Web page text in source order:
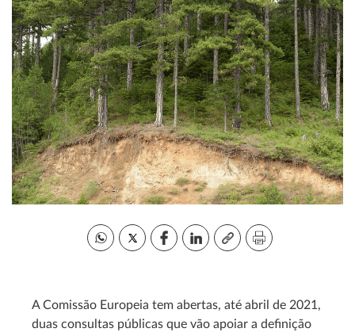
A Comissão Europeia tem abertas, até abril de 2021,
duas consultas públicas que vão apoiar a definição